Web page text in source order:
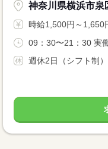
神奈川県横浜市泉
時給1,500円～1,650
09：30〜21：30
週休2日（シフト制